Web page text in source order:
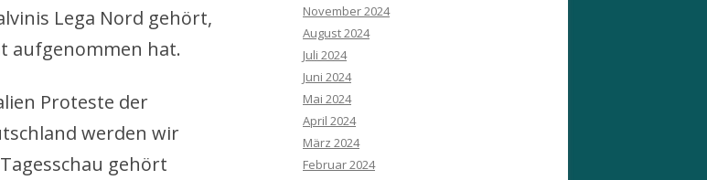
Lega Nord gehört,
aufgenommen hat.
Proteste der
werden wir
gehört
November 2024
August 2024
Juli 2024
Juni 2024
Mai 2024
April 2024
März 2024
Februar 2024